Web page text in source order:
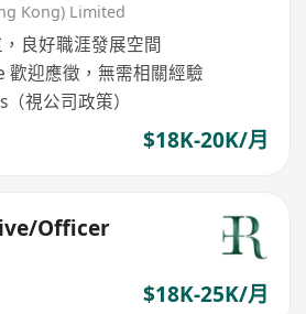
Kong) Limited
良好職涯發展空間
歡迎應徵，無需相關經驗
視公司政策）
$18K-20K/月
Officer
$18K-25K/月